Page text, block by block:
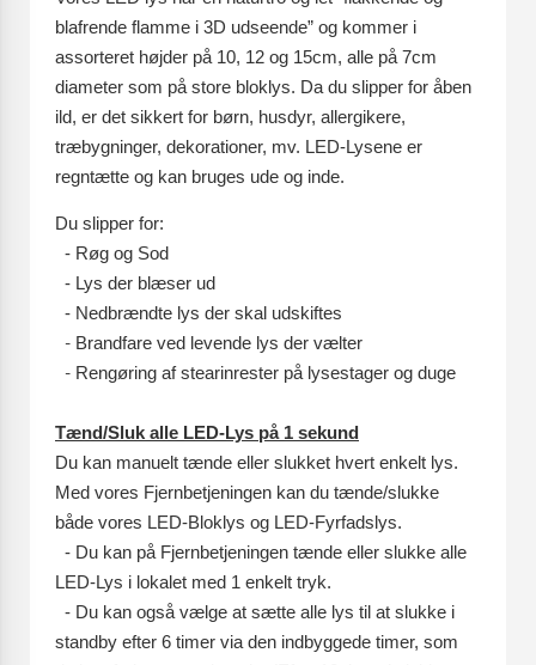
blafrende flamme i 3D udseende” og kommer i
assorteret højder på 10, 12 og 15cm, alle på 7cm
diameter som på store bloklys. Da du slipper for åben
ild, er det sikkert for børn, husdyr, allergikere,
træbygninger, dekorationer, mv. LED-Lysene er
regntætte og kan bruges ude og inde.
Du slipper for:
- Røg og Sod
- Lys der blæser ud
- Nedbrændte lys der skal udskiftes
- Brandfare ved levende lys der vælter
- Rengøring af stearinrester på lysestager og duge
Tænd/Sluk alle LED-Lys på 1 sekund
Du kan manuelt tænde eller slukket hvert enkelt lys.
Med vores Fjernbetjeningen kan du tænde/slukke
både vores LED-Bloklys og LED-Fyrfadslys.
- Du kan på Fjernbetjeningen tænde eller slukke alle
LED-Lys i lokalet med 1 enkelt tryk.
- Du kan også vælge at sætte alle lys til at slukke i
standby efter 6 timer via den indbyggede timer, som